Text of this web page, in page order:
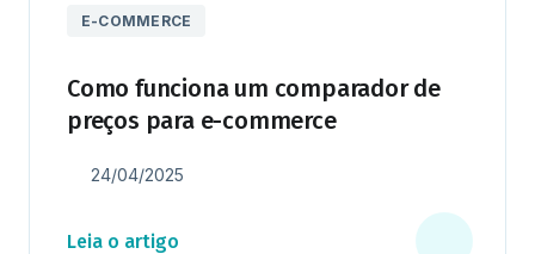
E-COMMERCE
Como funciona um comparador de
preços para e-commerce
24/04/2025
Leia o artigo